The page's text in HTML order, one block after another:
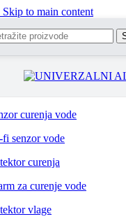
Skip to main content